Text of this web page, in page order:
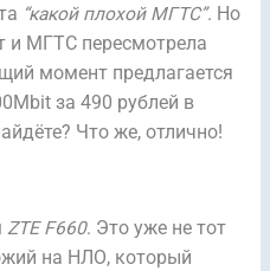
“какой плохой МГТС”. Но
и МГТС пересмотрела
момент предлагается
за 490 рублей в
Что же, отлично!
ZTE F660. Это уже не тот
на НЛО, который